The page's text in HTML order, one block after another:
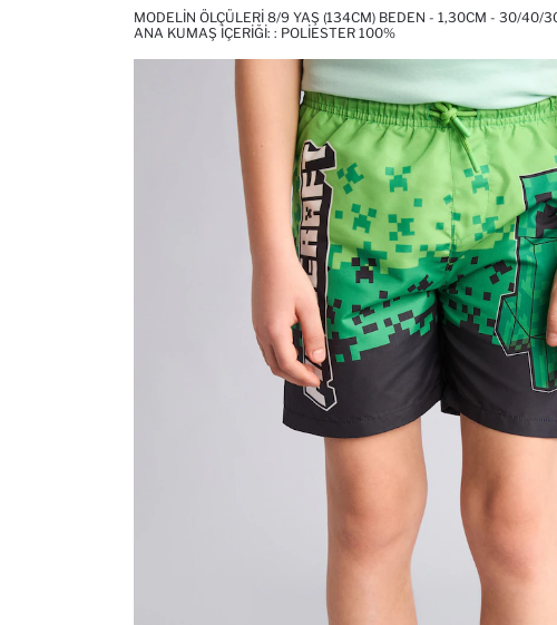
MODELIN ÖLÇÜLERI 8/9 YAŞ (134CM) BEDEN - 1,30CM - 30/40/
ANA KUMAŞ İÇERIĞI: : POLIESTER 100%